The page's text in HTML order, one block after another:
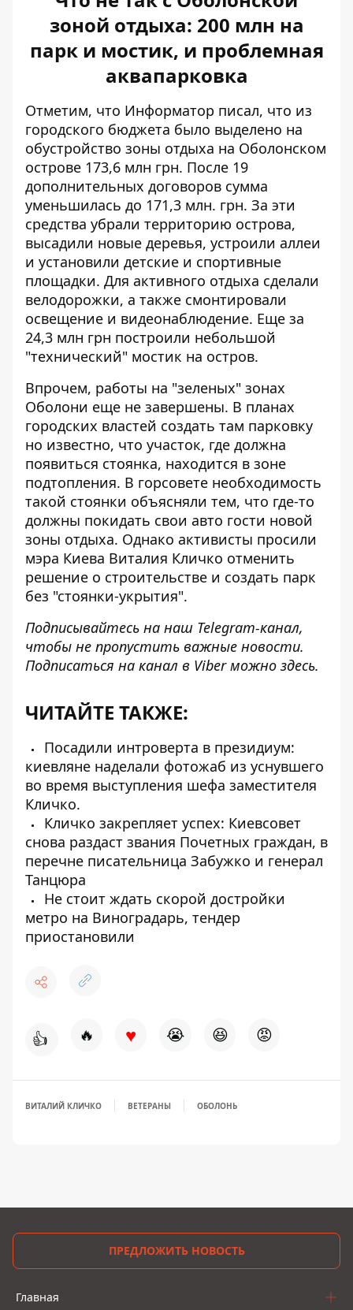
зоной отдыха: 200 млн на
парк и мостик, и проблемная
аквапарковка
Отметим, что Информатор писал, что из
городского бюджета было выделено на
обустройство зоны отдыха на Оболонском
острове 173,6 млн грн. После 19
дополнительных договоров сумма
уменьшилась до 171,3 млн. грн. За эти
средства убрали территорию острова,
высадили новые деревья, устроили аллеи
и установили детские и спортивные
площадки. Для активного отдыха сделали
велодорожки, а также смонтировали
освещение и видеонаблюдение. Еще за
24,3 млн грн построили небольшой
"технический" мостик на остров.
Впрочем, работы на "зеленых" зонах
Оболони еще не завершены. В планах
городских властей создать там парковку
но известно, что участок, где должна
появиться стоянка, находится в зоне
подтопления. В горсовете необходимость
такой стоянки объясняли тем, что где-то
должны покидать свои авто гости новой
зоны отдыха. Однако активисты просили
мэра Киева Виталия Кличко отменить
решение о строительстве и создать парк
без "стоянки-укрытия".
Подписывайтесь на наш Telegram-канал,
чтобы не пропустить важные новости.
Подписаться на канал в Viber можно здесь.
ЧИТАЙТЕ ТАКЖЕ:
Посадили интроверта в президиум:
киевляне наделали фотожаб из уснувшего
во время выступления шефа заместителя
Кличко.
Кличко закрепляет успех: Киевсовет
снова раздаст звания Почетных граждан, в
перечне писательница Забужко и генерал
Танцюра
Не стоит ждать скорой достройки
метро на Виноградарь, тендер
приостановили
👍 🔥 ♥ 😭 😆 😡
ВИТАЛИЙ КЛИЧКО ВЕТЕРАНЫ ОБОЛОНЬ
ПРЕДЛОЖИТЬ НОВОСТЬ
Главная